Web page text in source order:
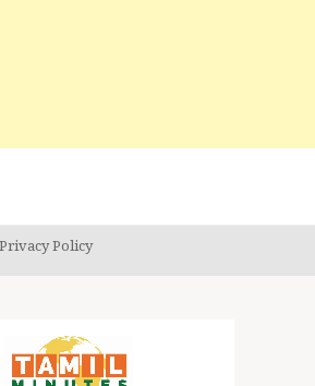
Privacy Policy